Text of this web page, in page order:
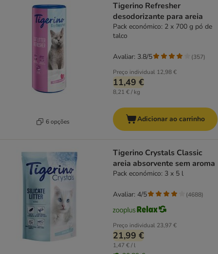
6 opções
Tigerino Refresher
desodorizante para areia
Pack económico: 2 x 700 g pó de
talco
Preço individual 12,98 €
11,49 €
8,21 € / kg
Avaliar: 3.8/5 (357)
Adicionar ao carrinho
Tigerino Crystals Classic
areia absorvente sem aroma
Pack económico: 3 x 5 l
Preço individual 23,97 €
21,99 €
1,47 € / l
Avaliar: 4/5 (4688)